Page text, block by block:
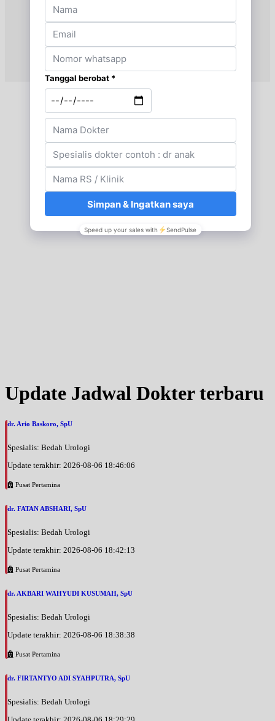
Update Jadwal Dokter terbaru
dr. Ario Baskoro, SpU
Spesialis: Bedah Urologi
Update terakhir: 2026-08-06 18:46:06
Pusat Pertamina
dr. FATAN ABSHARI, SpU
Spesialis: Bedah Urologi
Update terakhir: 2026-08-06 18:42:13
Pusat Pertamina
dr. AKBARI WAHYUDI KUSUMAH, SpU
Spesialis: Bedah Urologi
Update terakhir: 2026-08-06 18:38:38
Pusat Pertamina
dr. FIRTANTYO ADI SYAHPUTRA, SpU
Spesialis: Bedah Urologi